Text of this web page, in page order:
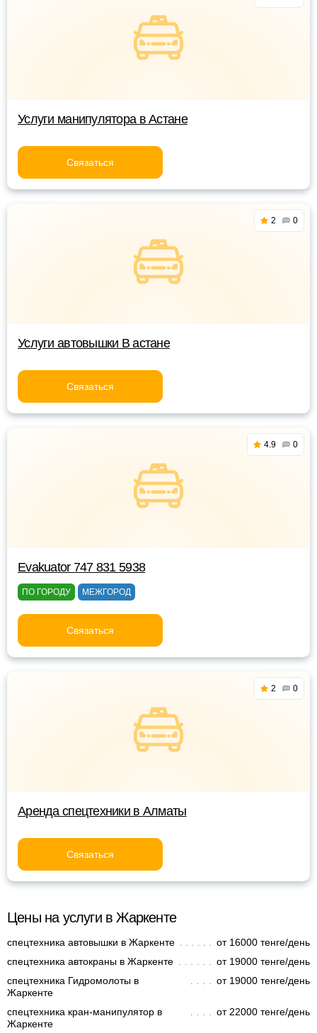
Услуги манипулятора в Астане
Связаться
2 0
Услуги автовышки В астане
Связаться
4.9 0
Evakuator 747 831 5938
ПО ГОРОДУ МЕЖГОРОД
Связаться
2 0
Аренда спецтехники в Алматы
Связаться
Цены на услуги в Жаркенте
спецтехника автовышки в Жаркенте
от 16000 тенге/день
спецтехника автокраны в Жаркенте
от 19000 тенге/день
спецтехника Гидромолоты в
Жаркенте
от 19000 тенге/день
спецтехника кран-манипулятор в
Жаркенте
от 22000 тенге/день